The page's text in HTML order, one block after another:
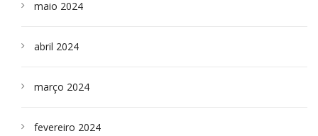
maio 2024
abril 2024
março 2024
fevereiro 2024